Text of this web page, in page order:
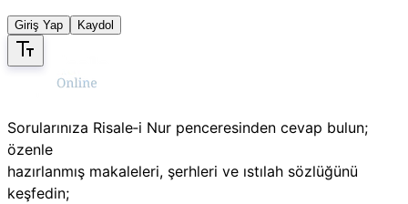
Giriş Yap Kaydol
Sorularınıza Risale‑i Nur penceresinden cevap bulun;
özenle
hazırlanmış makaleleri, şerhleri ve ıstılah sözlüğünü
keşfedin;